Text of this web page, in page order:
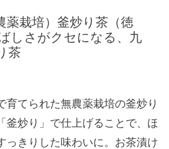
薬栽培）釜炒り茶（徳
しさがクセになる、九
茶
育てられた無農薬栽培の釜炒り
釜炒り」で仕上げることで、ほ
っきりした味わいに。お茶漬け